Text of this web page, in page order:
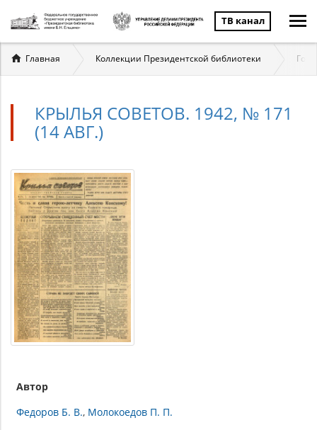
ТВ канал
Вы
здесь
Главная Коллекции Президентской библиотеки
КРЫЛЬЯ СОВЕТОВ. 1942, № 171
(14 АВГ.)
Автор
Федоров Б. В. Молокоедов П. П.